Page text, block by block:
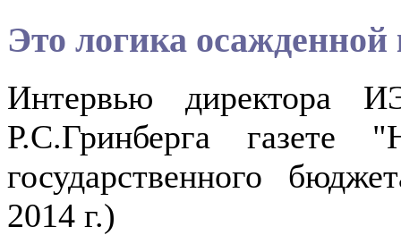
Это логика осажденной
Интервью директора
Р.С.Гринберга газете
государственного
2014 г.)